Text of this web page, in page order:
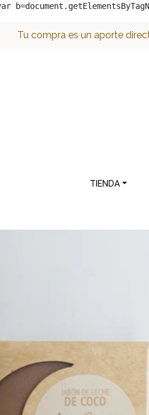
Tu compra es un aporte
TIENDA